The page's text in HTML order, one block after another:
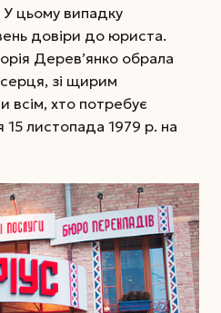
цьому випадку
довіри до юриста.
Дерев’янко обрала
зі щирим
всім, хто потребує
листопада 1979 р. на